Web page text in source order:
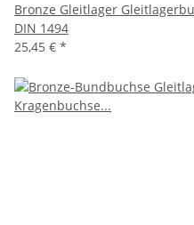
Bronze Gleitlager
DIN 1494
25,45 € *